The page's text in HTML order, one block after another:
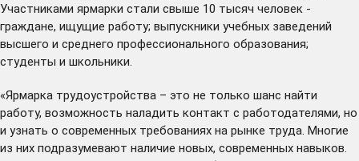
Участниками ярмарки стали свыше 10 тысяч человек -
граждане, ищущие работу; выпускники учебных заведений
высшего и среднего профессионального образования;
студенты и школьники.
«Ярмарка трудоустройства – это не только шанс найти
работу, возможность наладить контакт с работодателями, но
и узнать о современных требованиях на рынке труда. Многие
из них подразумевают наличие новых, современных навыков.